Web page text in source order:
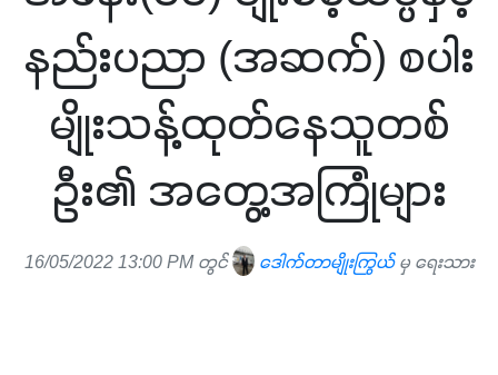
နည်းပညာ (အဆက်) စပါး
မျိုးသန့်ထုတ်နေသူတစ်
ဦး၏ အတွေ့အကြုံများ
16/05/2022 13:00 PM တွင် ဒေါက်တာမျိုးကြွယ်မှ ရေးသား